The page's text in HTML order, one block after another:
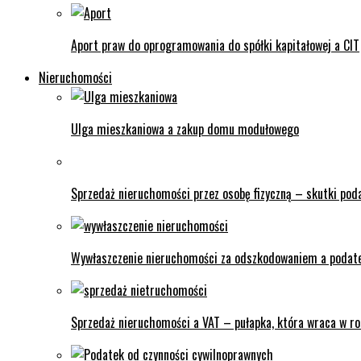
Aport praw do oprogramowania do spółki kapitałowej a CIT
Nieruchomości
Ulga mieszkaniowa a zakup domu modułowego
Sprzedaż nieruchomości przez osobę fizyczną – skutki
Wywłaszczenie nieruchomości za odszkodowaniem a
Sprzedaż nieruchomości a VAT – pułapka, która wraca w